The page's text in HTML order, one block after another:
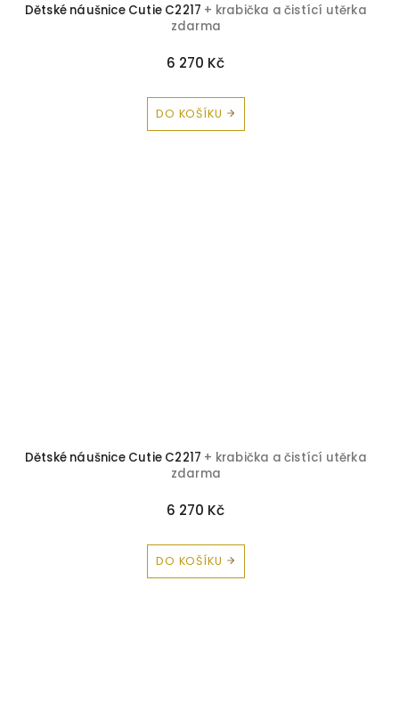
Dětské náušnice Cutie C2217 + krabička a čistící utěrka
zdarma
6 270 Kč
DO KOŠÍKU
Dětské náušnice Cutie C2217 + krabička a čistící utěrka
zdarma
6 270 Kč
DO KOŠÍKU